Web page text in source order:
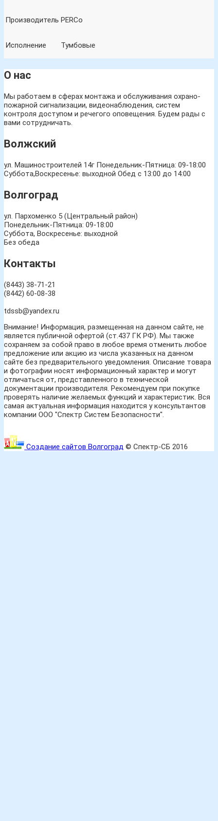
Производитель PERCo
Исполнение Тумбовые
О нас
Мы работаем в сферах монтажа и обслуживания охрано-
пожарной сигнализации, видеонаблюдения, систем
контроля доступом и речегого оповещения. Будем рады с
вами сотрудничать.
Волжский
ул. Машиностроителей 14г Понедельник-Пятница: 09-18:00
Суббота,Воскресенье: выходной Обед с 13:00 до 14:00
Волгоград
ул. Пархоменко 5 (Центральный район)
Понедельник-Пятница: 09-18:00
Суббота, Воскресенье: выходной
Без обеда
Контакты
(8443) 38-71-21
(8442) 60-08-38
tdssb@yandex.ru
Внимание! Информация, размещенная на данном сайте, не
является публичной офертой (ст.437 ГК РФ). Мы также
сохраняем за собой право в любое время отменить любое
предложение или акцию из числа указанных на данном
сайте без предварительного уведомления. Описание товара
и фотографии носят информационный характер и могут
отличаться от, представленного в технической
документации производителя. Рекомендуем при покупке
проверять наличие желаемых функций и характеристик. Вся
самая актуальная информация находится у консультантов
компании ООО "Спектр Систем Безопасности".
Создание сайтов Волгоград © Спектр-СБ 2016